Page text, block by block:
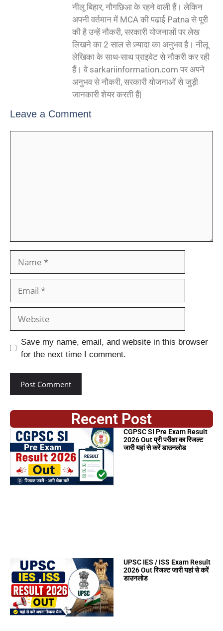
नीलू बिहार, नौगछिआ के रहने वाली हैं। लेकिन
अपनी वर्तमान में MCA की पढाई Patna से पूरी
की है उन्हें नौकरी, सरकारी योजनाओं पर लेख
लिखने का 2 साल से ज़्यादा का अनुभव है। नीलू
लेखिका के साथ-साथ प्राइवेट से नौकरी कर रही
हैं। वे sarkariinformation.com पर अपने
अनुभव से नौकरी, सरकारी योजनाओं से जुड़ी
जानकारी शेयर करती हैं|
Leave a Comment
Save my name, email, and website in this browser
for the next time I comment.
Recent Post
CGPSC SI Pre Exam Result
2026 Out प्री परीक्षा का रिजल्ट
जारी यहां से करें डाउनलोड
UPSC IES / ISS Exam Result
2026 Out रिजल्ट जारी यहां से करें
डाउनलोड